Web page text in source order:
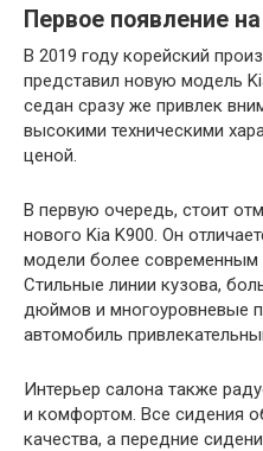
Первое появление
В 2019 году корейский
представил новую модель
седан сразу же привлек
высокими техническими
ценой.
В первую очередь, стоит
нового Kia K900. Он
модели более современным
Стильные линии кузова,
дюймов и многоуровневые
автомобиль
Интерьер салона также
и комфортом. Все сидения
качества, а передние